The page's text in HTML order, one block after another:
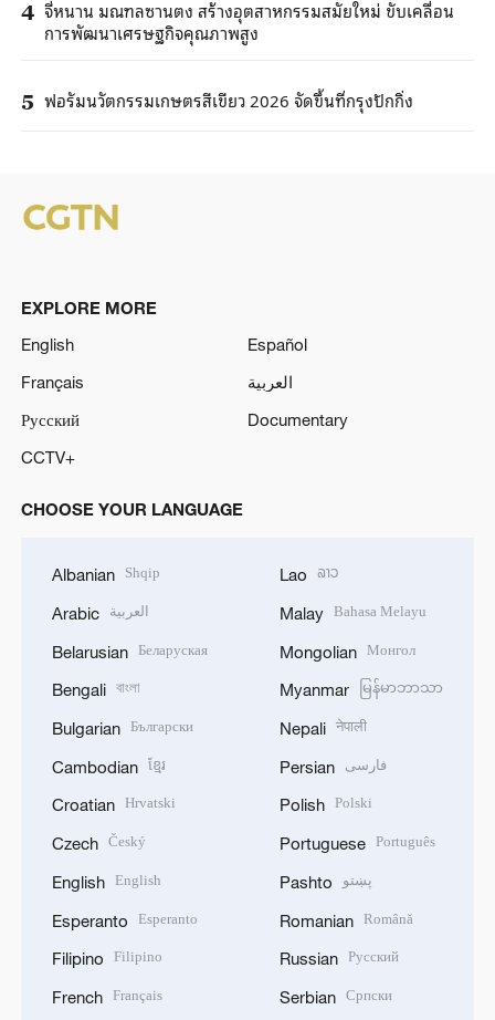
4 จี่หนาน มณฑลซานตง สร้างอุตสาหกรรมสมัยใหม่ ขับเคลื่อน
การพัฒนาเศรษฐกิจคุณภาพสูง
5 ฟอรัมนวัตกรรมเกษตรสีเขียว 2026 จัดขึ้นที่กรุงปักกิ่ง
EXPLORE MORE
English
Español
Français
العربية
Русский
Documentary
CCTV+
CHOOSE YOUR LANGUAGE
Albanian Shqip
Arabic العربية
Belarusian Беларуская
Bengali বাংলা
Bulgarian Български
Cambodian ខ្មែរ
Croatian Hrvatski
Czech Český
English English
Esperanto Esperanto
Filipino Filipino
French Français
Lao ລາວ
Malay Bahasa Melayu
Mongolian Монгол
Myanmar မြန်မာဘာသာ
Nepali नेपाली
Persian فارسی
Polish Polski
Portuguese Português
Pashto پښتو
Romanian Română
Russian Русский
Serbian Српски